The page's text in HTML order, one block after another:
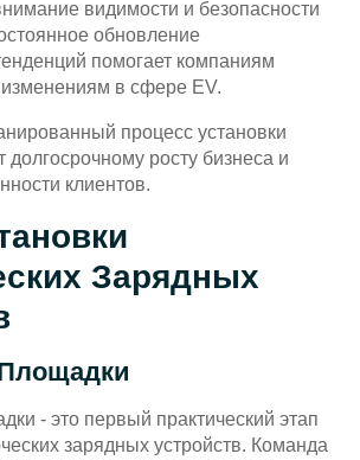
видимости и безопасности
обновление
помогает компаниям
изменениям в сфере EV.
процесс установки
долгосрочному росту бизнеса и
клиентов.
Зарядных
- это первый практический этап
зарядных устройств. Команда